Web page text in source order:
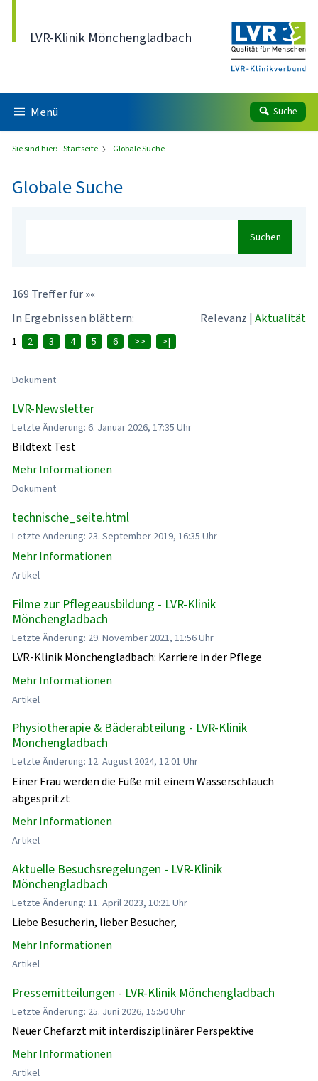
LVR-Klinik Mönchengladbach
Menü Suche
Sie sind hier: Startseite Globale Suche
Globale Suche
Suchen
169 Treffer für »«
In Ergebnissen blättern:
Relevanz | Aktualität
1 2 3 4 5 6 >> >|
Dokument
LVR-Newsletter
Letzte Änderung: 6. Januar 2026, 17:35 Uhr
Bildtext Test
Mehr Informationen
Dokument
technische_seite.html
Letzte Änderung: 23. September 2019, 16:35 Uhr
Mehr Informationen
Artikel
Filme zur Pflegeausbildung - LVR-Klinik
Mönchengladbach
Letzte Änderung: 29. November 2021, 11:56 Uhr
LVR-Klinik Mönchengladbach: Karriere in der Pflege
Mehr Informationen
Artikel
Physiotherapie & Bäderabteilung - LVR-Klinik
Mönchengladbach
Letzte Änderung: 12. August 2024, 12:01 Uhr
Einer Frau werden die Füße mit einem Wasserschlauch
abgespritzt
Mehr Informationen
Artikel
Aktuelle Besuchsregelungen - LVR-Klinik
Mönchengladbach
Letzte Änderung: 11. April 2023, 10:21 Uhr
Liebe Besucherin, lieber Besucher,
Mehr Informationen
Artikel
Pressemitteilungen - LVR-Klinik Mönchengladbach
Letzte Änderung: 25. Juni 2026, 15:50 Uhr
Neuer Chefarzt mit interdisziplinärer Perspektive
Mehr Informationen
Artikel